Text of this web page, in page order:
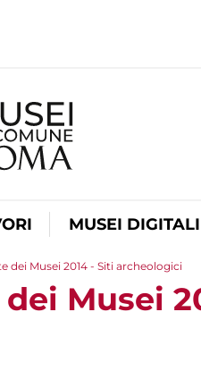
MUSEI DIGITALI
dei Musei 2014 - Siti archeologici
Musei